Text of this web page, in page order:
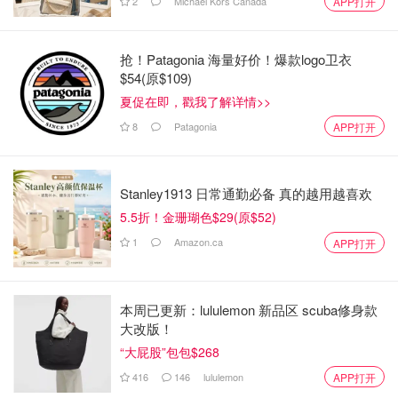
多找到一份网络工作是否很难。坦率地说，我认为没有比现
在开始寻找工作更好的方法了。即使他现在不申请或不参加
任何面试，他也可能了解这份工作的内容有什么，以及他在
工作中可能获得什么样的收入。或者，他在等待的期间需要
做什么其他事情来补充他的知识。
他有 5,000 加元的积蓄，没有债务，但他的父母支付了他
20,000 加元编码课程的费用。他希望有一天能回报他们。
我会鼓励他与父母就还款问题坦诚交谈，以了解他们的期
望。最好直接与家人讨论金钱问题，以避免任何可能导致日
后出现模棱两可的问题。
一旦他了解了自己的潜在收入以及与父母的还款时间表，这
将有助于他制定预算。他很幸运，因为他能以每月 250 加
元的房租与他的兄弟同住一年。但当Lee将多伦多的租金与
安省北部的租金进行比较时，他可能会感到震惊。从现在开
抢！Patagonia 海量好价！爆款logo卫衣
$54(原$109)
夏促在即，戳我了解详情>>
8 Patagonia APP打开
Stanley1913 日常通勤必备 真的越用越喜欢
5.5折！金珊瑚色$29(原$52)
1 Amazon.ca APP打开
本周已更新：lululemon 新品区 scuba修身款
大改版！
“大屁股”包包$268
416 146 lululemon APP打开